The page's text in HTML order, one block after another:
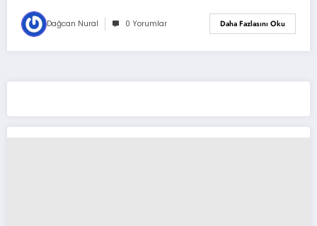
Dağcan Nural 0 Yorumlar Daha Fazlasını Oku